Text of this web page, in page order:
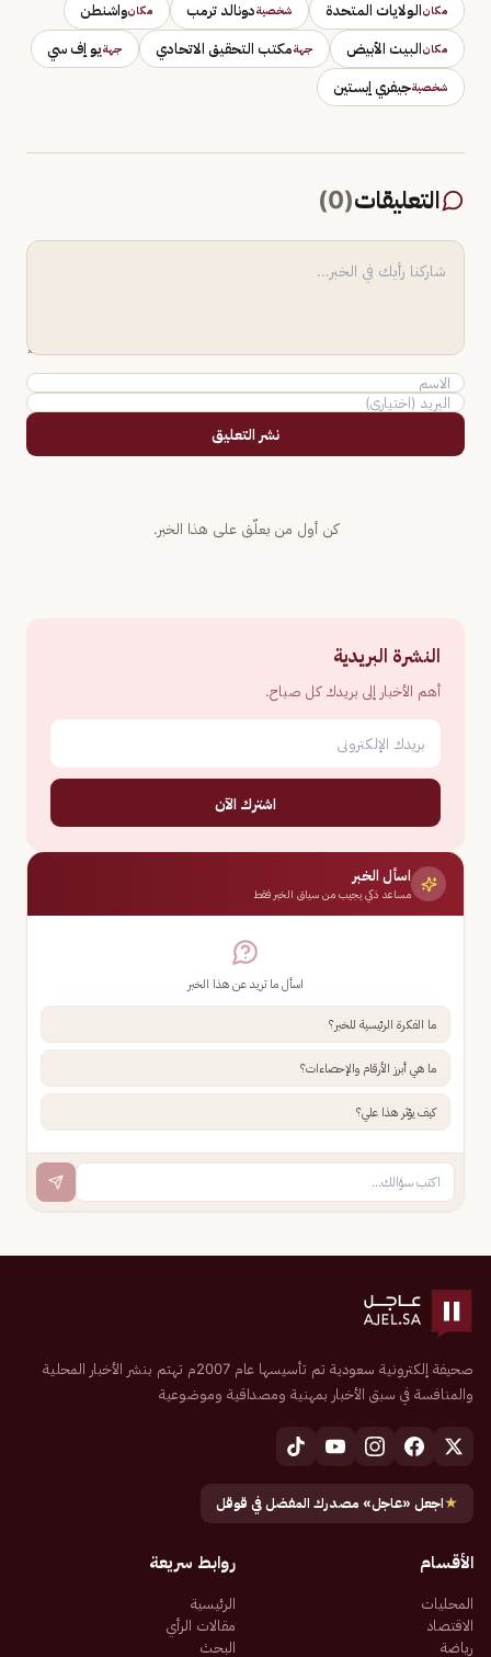
مكانالولايات المتحدة شخصيةدونالد ترمب مكانواشنطن
مكانالبيت الأبيض جهةمكتب التحقيق الاتحادي جهةيو إف سي
شخصيةجيفري إبستين
التعليقات(
0
)
نشر التعليق
كن أول من يعلّق على هذا الخبر.
النشرة البريدية
أهم الأخبار إلى بريدك كل صباح.
اشترك الآن
اسأل الخبر
مساعد ذكي يجيب من سياق الخبر فقط
اسأل ما تريد عن هذا الخبر
ما الفكرة الرئيسية للخبر؟
ما هي أبرز الأرقام والإحصاءات؟
كيف يؤثر هذا علي؟
صحيفة إلكترونية سعودية تم تأسيسها عام 2007م تهتم بنشر الأخبار المحلية
والمنافسة في سبق الأخبار بمهنية ومصداقية وموضوعية
★اجعل «عاجل» مصدرك المفضل في قوقل
الأقسام
المحليات
الاقتصاد
رياضة
روابط سريعة
الرئيسية
مقالات الرأي
البحث